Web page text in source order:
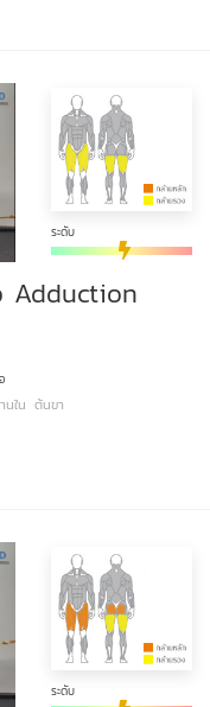
ระดับ
Adduction
นใน ต้นขา
ระดับ